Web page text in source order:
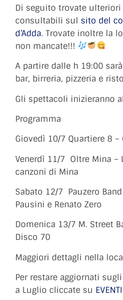
Di seguito trovate
consultabili sul sito del
d’Adda. Trovate inoltre la
non mancate!!!
A partire dalle h 19:00
bar, birreria, pizzeria e
Gli spettacoli inizieranno
Programma
Giovedì 10/7 Quartiere 8 –
Venerdì 11/7 Oltre Mina –
canzoni di Mina
Sabato 12/7 Pauzero
Pausini e Renato Zero
Domenica 13/7 M. Street
Disco 70
Maggiori dettagli nella
Per restare aggiornati
a Luglio cliccate su